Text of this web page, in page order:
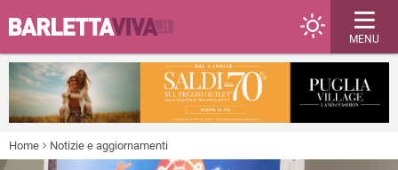
MENU
Home Notizie e aggiornamenti